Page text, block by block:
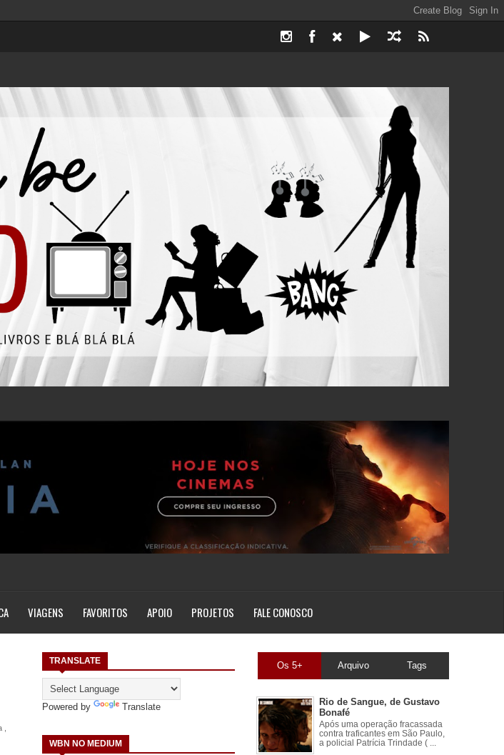
VIAGENS FAVORITOS APOIO PROJETOS FALE CONOSCO
TRANSLATE
Powered by Translate
WBN NO MEDIUM
,
Os 5+ Arquivo Tags
Rio de Sangue, de Gustavo
Bonafé
Após uma operação fracassada
contra traficantes em São Paulo,
a policial Patrícia Trindade ( ...